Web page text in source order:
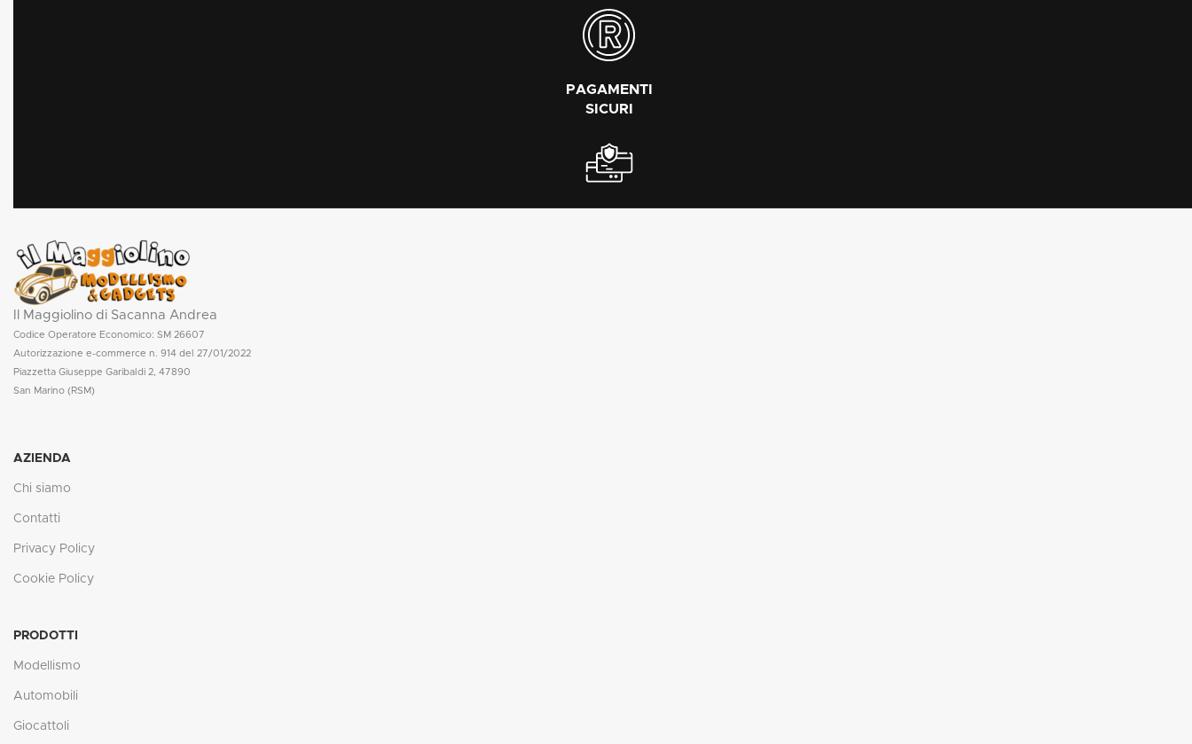
PAGAMENTI
SICURI
Il Maggiolino di Sacanna Andrea
Codice Operatore Economico: SM 26607
Autorizzazione e-commerce n. 914 del 27/01/2022
Piazzetta Giuseppe Garibaldi 2, 47890
San Marino (RSM)
AZIENDA
Chi siamo
Contatti
Privacy Policy
Cookie Policy
PRODOTTI
Modellismo
Automobili
Giocattoli